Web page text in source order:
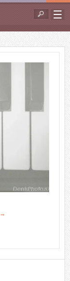
Форма
поиска